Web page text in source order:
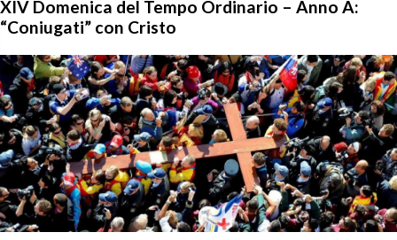
XIV Domenica del Tempo Ordinario – Anno A:
“Coniugati” con Cristo